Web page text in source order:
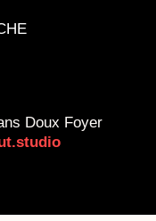
Doux Foyer